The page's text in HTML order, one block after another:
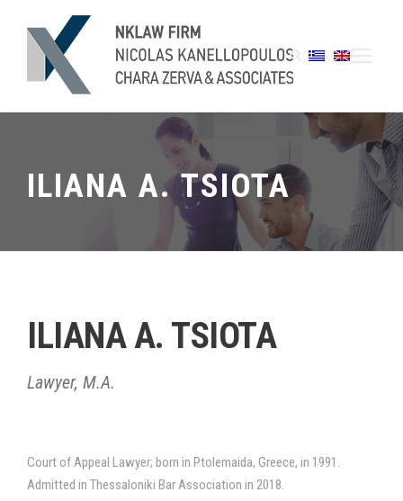
ILIANA A. TSIOTA
ILIANA A. TSIOTA
Lawyer, M.A.
Court of Appeal Lawyer; born in Ptolemaida, Greece, in 1991.
Admitted in Thessaloniki Bar Association in 2018.